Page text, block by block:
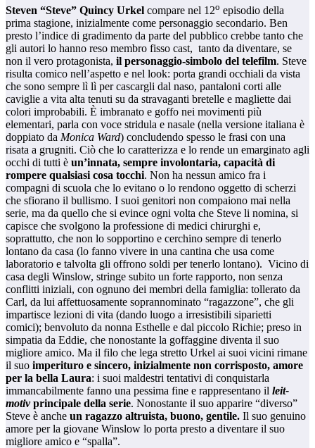
Steven “Steve” Quincy Urkel compare nel 12o episodio della
prima stagione, inizialmente come personaggio secondario. Ben
presto l’indice di gradimento da parte del pubblico crebbe tanto che
gli autori lo hanno reso membro fisso cast, tanto da diventare, se
non il vero protagonista, il personaggio-simbolo del telefilm. Steve
risulta comico nell’aspetto e nel look: porta grandi occhiali da vista
che sono sempre lì lì per cascargli dal naso, pantaloni corti alle
caviglie a vita alta tenuti su da stravaganti bretelle e magliette dai
colori improbabili. È imbranato e goffo nei movimenti più
elementari, parla con voce stridula e nasale (nella versione italiana è
doppiato da Monica Ward) concludendo spesso le frasi con una
risata a grugniti. Ciò che lo caratterizza e lo rende un emarginato agli
occhi di tutti è un’innata, sempre involontaria, capacità di
rompere qualsiasi cosa tocchi. Non ha nessun amico fra i
compagni di scuola che lo evitano o lo rendono oggetto di scherzi
che sfiorano il bullismo. I suoi genitori non compaiono mai nella
serie, ma da quello che si evince ogni volta che Steve li nomina, si
capisce che svolgono la professione di medici chirurghi e,
soprattutto, che non lo sopportino e cerchino sempre di tenerlo
lontano da casa (lo fanno vivere in una cantina che usa come
laboratorio e talvolta gli offrono soldi per tenerlo lontano). Vicino di
casa degli Winslow, stringe subito un forte rapporto, non senza
conflitti iniziali, con ognuno dei membri della famiglia: tollerato da
Carl, da lui affettuosamente soprannominato “ragazzone”, che gli
impartisce lezioni di vita (dando luogo a irresistibili siparietti
comici); benvoluto da nonna Esthelle e dal piccolo Richie; preso in
simpatia da Eddie, che nonostante la goffaggine diventa il suo
migliore amico. Ma il filo che lega stretto Urkel ai suoi vicini rimane
il suo imperituro e sincero, inizialmente non corrisposto, amore
per la bella Laura: i suoi maldestri tentativi di conquistarla
immancabilmente fanno una pessima fine e rappresentano il leit-
motivprincipale della serie. Nonostante il suo apparire “diverso”
Steve è anche un ragazzo altruista, buono, gentile. Il suo genuino
amore per la giovane Winslow lo porta presto a diventare il suo
migliore amico e “spalla”.